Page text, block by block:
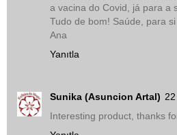
a vacina do Covid, já para a
Tudo de bom! Saúde, para
Ana
Yanıtla
Sunika (Asuncion Artal)
Interesting product, thanks